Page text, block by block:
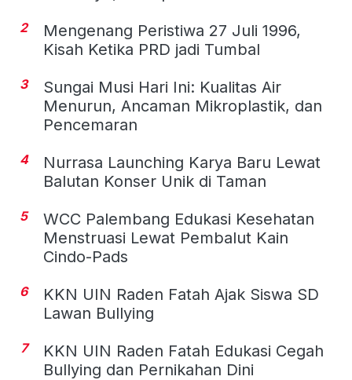
2
Mengenang Peristiwa 27 Juli 1996,
Kisah Ketika PRD jadi Tumbal
3
Sungai Musi Hari Ini: Kualitas Air
Menurun, Ancaman Mikroplastik, dan
Pencemaran
4
Nurrasa Launching Karya Baru Lewat
Balutan Konser Unik di Taman
5
WCC Palembang Edukasi Kesehatan
Menstruasi Lewat Pembalut Kain
Cindo-Pads
6
KKN UIN Raden Fatah Ajak Siswa SD
Lawan Bullying
7
KKN UIN Raden Fatah Edukasi Cegah
Bullying dan Pernikahan Dini